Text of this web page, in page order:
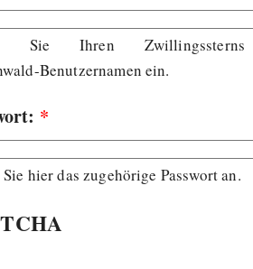
Sie Ihren Zwillingssterns
Benutzernamen ein.
*
hier das zugehörige Passwort an.
Beliebte Inhalte
Heute:
and the
noncommercial